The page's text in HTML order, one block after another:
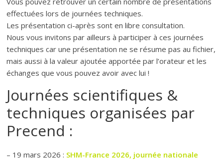
effectuées lors de journées techniques.
Les présentation ci-après sont en libre consultation.
Nous vous invitons par ailleurs à participer à ces journées
techniques car une présentation ne se résume pas au fichier,
mais aussi à la valeur ajoutée apportée par l’orateur et les
échanges que vous pouvez avoir avec lui !
Journées scientifiques &
techniques organisées par
Precend :
– 19 mars 2026 : SHM-France 2026, journée nationale